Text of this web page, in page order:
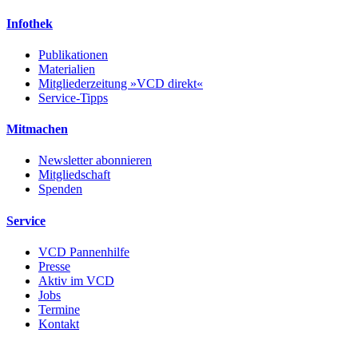
Infothek
Publikationen
Materialien
Mitgliederzeitung »VCD direkt«
Service-Tipps
Mitmachen
Newsletter abonnieren
Mitgliedschaft
Spenden
Service
VCD Pannenhilfe
Presse
Aktiv im VCD
Jobs
Termine
Kontakt